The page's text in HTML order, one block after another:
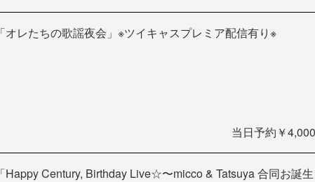
「オレたちの歌謡夜会」※ツイキャスプレミア配信有り※
当日予約￥
「Happy Century, Birthday Live☆〜micco & Tatsuya 合同お誕生